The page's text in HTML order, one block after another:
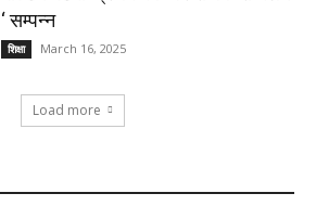
‘ सम्पन्न
शिक्षा March 16, 2025
Load more